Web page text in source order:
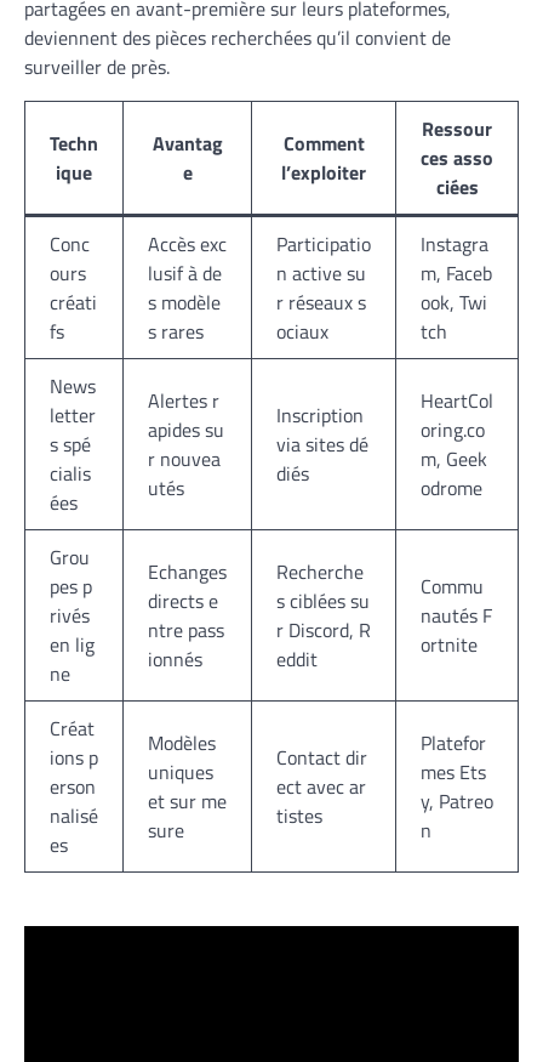
partagées en avant-première sur leurs plateformes,
deviennent des pièces recherchées qu’il convient de
surveiller de près.
Techn
ique
Avantag
e
Comment
l’exploiter
Ressour
ces asso
ciées
Conc
ours
créati
fs
Accès exc
lusif à de
s modèle
s rares
Participatio
n active su
r réseaux s
ociaux
Instagra
m, Faceb
ook, Twi
tch
News
letter
s spé
cialis
ées
Alertes r
apides su
r nouvea
utés
Inscription
via sites dé
diés
HeartCol
oring.co
m, Geek
odrome
Grou
pes p
rivés
en lig
ne
Echanges
directs e
ntre pass
ionnés
Recherche
s ciblées su
r Discord, R
eddit
Commu
nautés F
ortnite
Créat
ions p
erson
nalisé
es
Modèles
uniques
et sur me
sure
Contact dir
ect avec ar
tistes
Platefor
mes Ets
y, Patreo
n